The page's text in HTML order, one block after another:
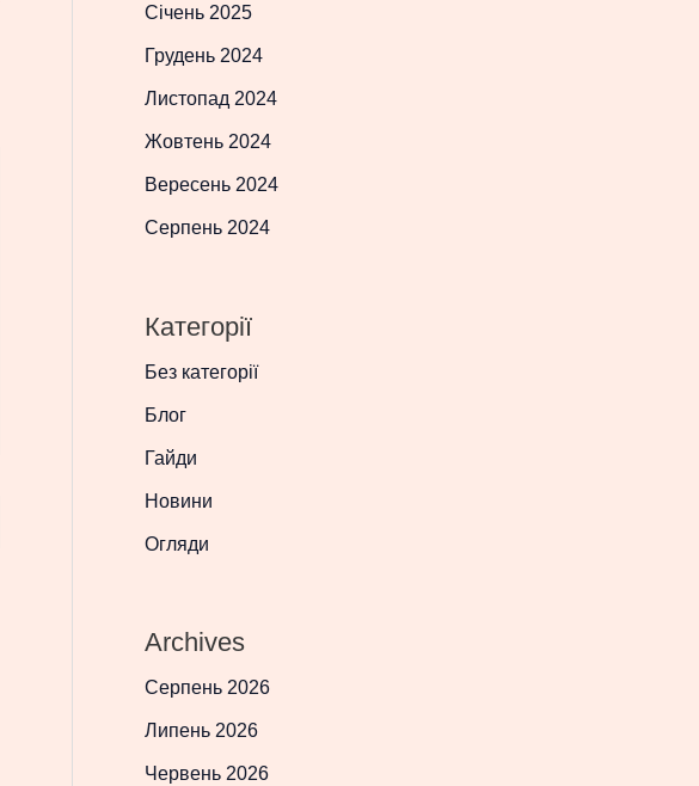
Січень 2025
Грудень 2024
Листопад 2024
Жовтень 2024
Вересень 2024
Серпень 2024
Категорії
Без категорії
Блог
Гайди
Новини
Огляди
Archives
Серпень 2026
Липень 2026
Червень 2026